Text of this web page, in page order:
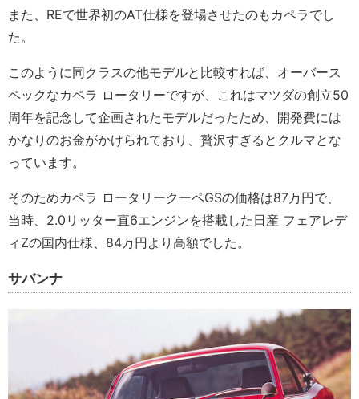
また、REで世界初のAT仕様を登場させたのもカペラでし
た。
このように同クラスの他モデルと比較すれば、オーバース
ペックなカペラ ロータリーですが、これはマツダの創立50
周年を記念して企画されたモデルだったため、開発費には
かなりのお金がかけられており、贅沢すぎるとクルマとな
っています。
そのためカペラ ロータリークーペGSの価格は87万円で、
当時、2.0リッター直6エンジンを搭載した日産 フェアレデ
ィZの国内仕様、84万円より高額でした。
サバンナ